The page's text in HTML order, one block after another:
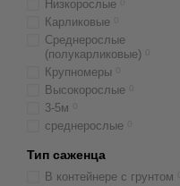
Низкорослые
Карликовые
Среднерослые
(полукарликовые)
Крупномеры
Высокорослые
3-5м
среднерослые
Тип саженца
В контейнере с грунтом